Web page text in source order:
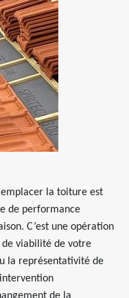
la toiture est
de performance
C’est une opération
viabilité de votre
la représentativité de